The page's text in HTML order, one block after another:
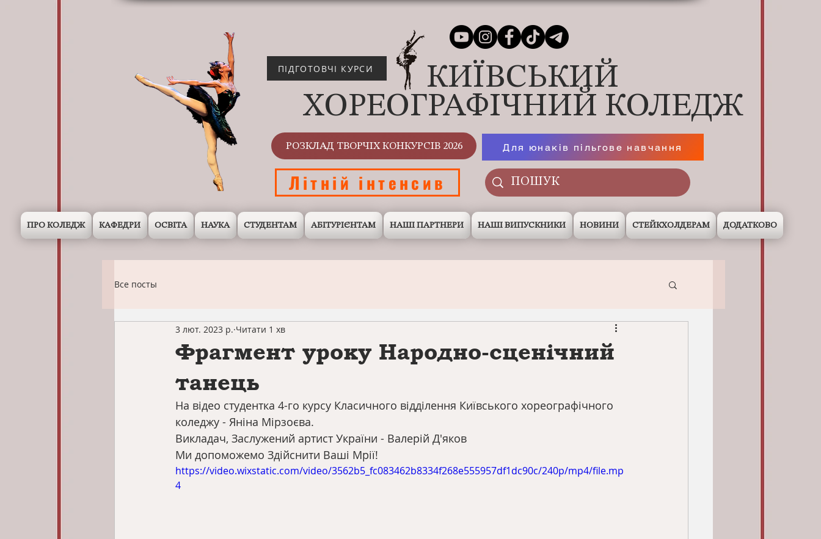
КИЇВСЬКИЙ
ХОРЕОГРАФІЧНИЙ КОЛЕДЖ
ПІДГОТОВЧІ КУРСИ
Для юнаків пільгове навчання
РОЗКЛАД ТВОРЧІХ КОНКУРСІВ 2026
Літній інтенсив
ПРО КОЛЕДЖ КАФЕДРИ ОСВІТА НАУКА СТУДЕНТАМ АБІТУРІЄНТАМ НАШІ ПАРТНЕРИ НАШІ ВИПУСКНИКИ НОВИНИ СТЕЙКХОЛДЕРАМ ДОДАТКОВО
Все посты
Фрагмент уроку Народно-сценічний
танець
3 лют. 2023 р. Читати 1 хв
На відео студентка 4-го курсу Класичного відділення Київського хореографічного
коледжу - Яніна Мірзоєва.
Викладач, Заслужений артист України - Валерій Д'яков
Ми допоможемо Здійснити Ваші Мрії!
https://video.wixstatic.com/video/3562b5_fc083462b8334f268e555957df1dc90c/240p/mp4/file.mp
4